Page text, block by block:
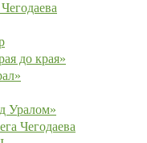
до края»
Уралом»
Чегодаева